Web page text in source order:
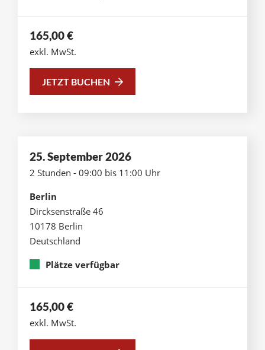
165,00€
exkl. MwSt.
JETZT BUCHEN
25. September 2026
2 Stunden - 09:00 bis 11:00 Uhr
Berlin
Dircksenstraße 46
10178 Berlin
Deutschland
Plätze verfügbar
165,00€
exkl. MwSt.